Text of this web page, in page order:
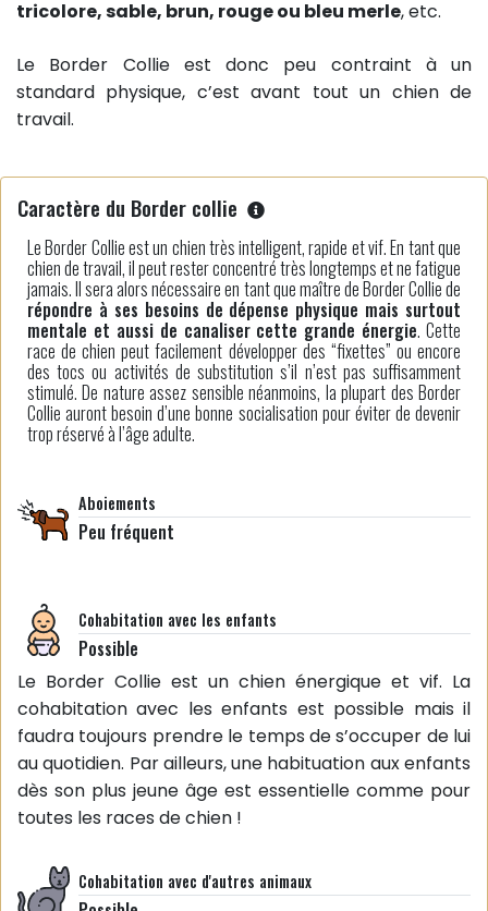
tricolore, sable, brun, rouge ou bleu merle, etc.
Le Border Collie est donc peu contraint à un
standard physique, c’est avant tout un chien de
travail.
Caractère du Border collie
Le Border Collie est un chien très intelligent, rapide et vif. En tant que
chien de travail, il peut rester concentré très longtemps et ne fatigue
jamais. Il sera alors nécessaire en tant que maître de Border Collie de
répondre à ses besoins de dépense physique mais surtout
mentale et aussi de canaliser cette grande énergie. Cette
race de chien peut facilement développer des “fixettes” ou encore
des tocs ou activités de substitution s’il n’est pas suffisamment
stimulé. De nature assez sensible néanmoins, la plupart des Border
Collie auront besoin d’une bonne socialisation pour éviter de devenir
trop réservé à l’âge adulte.
Aboiements
Peu fréquent
Cohabitation avec les enfants
Possible
Le Border Collie est un chien énergique et vif. La
cohabitation avec les enfants est possible mais il
faudra toujours prendre le temps de s’occuper de lui
au quotidien. Par ailleurs, une habituation aux enfants
dès son plus jeune âge est essentielle comme pour
toutes les races de chien !
Cohabitation avec d'autres animaux